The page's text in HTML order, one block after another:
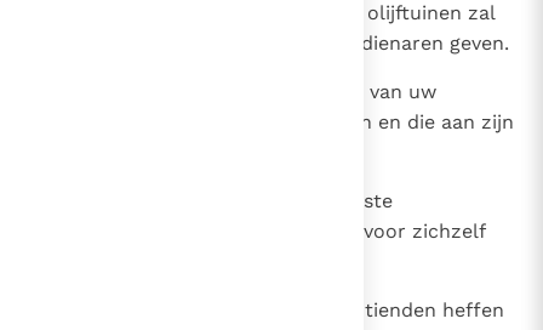
Uw beste akkers, wijngaarden en olijftuinen zal
hij van u afnemen en ze aan zijn dienaren geven.
Van uw oogsten en de opbrengst van uw
wijngaarden zal hij tienden heffen en die aan zijn
Uw slaven en slavinnen, uw sterkste
jongemannen en uw ezels zal hij voor zichzelf
Van uw schapen en geiten zal hij tienden heffen